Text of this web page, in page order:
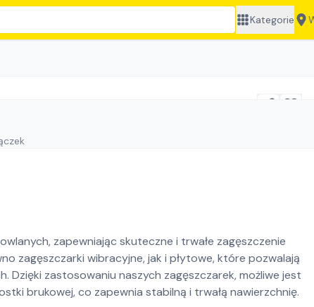
Kategorie
zapewniając skuteczne i trwałe zagęszczenie
zagęszczarki wibracyjne, jak i płytowe, które pozwalają
Dzięki zastosowaniu naszych zagęszczarek, możliwe jest
brukowej, co zapewnia stabilną i trwałą nawierzchnię.